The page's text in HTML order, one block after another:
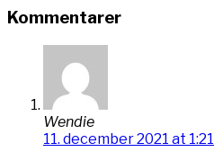
Kommentarer
Wendie
11. december 2021 at 1:21